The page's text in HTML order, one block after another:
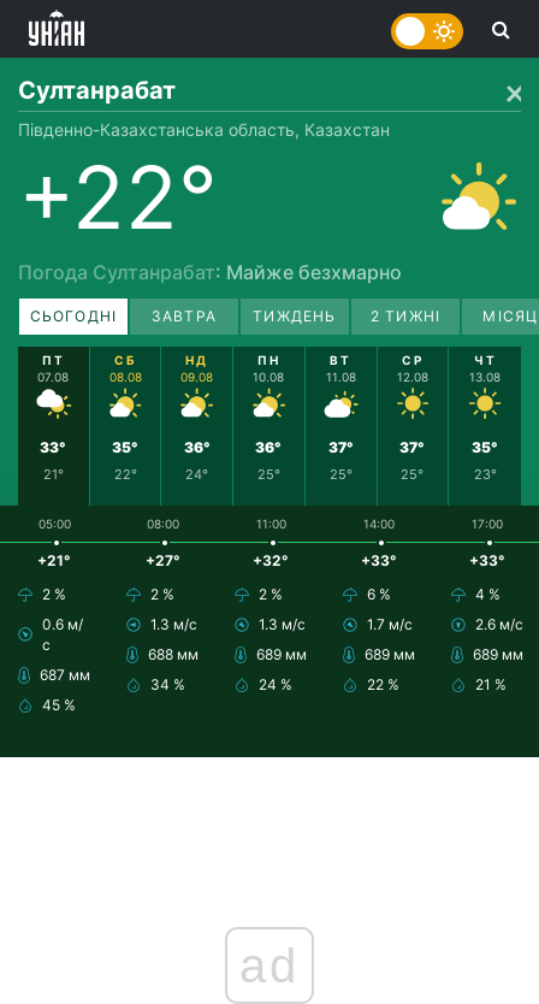
Султанрабат
Південно-Казахстанська область, Казахстан
+22°
Погода Султанрабат: Майже безхмарно
СЬОГОДНІ ЗАВТРА ТИЖДЕНЬ 2 ТИЖНІ
ПТ
07.08
33°
21°
СБ
08.08
35°
22°
НД
09.08
36°
24°
ПН
10.08
36°
25°
ВТ
11.08
37°
25°
СР
12.08
37°
25°
ЧТ
13.08
35°
23°
05:00
+21°
2 %
0.6 м/
с
687 мм
45 %
08:00
+27°
2 %
1.3 м/с
688 мм
34 %
11:00
+32°
2 %
1.3 м/с
689 мм
24 %
14:00
+33°
6 %
1.7 м/с
689 мм
22 %
17:00
+33°
4 %
2.6 м/с
689 мм
21 %
ad